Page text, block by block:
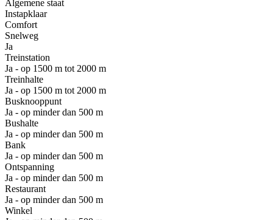
Algemene staat
Instapklaar
Comfort
Snelweg
Ja
Treinstation
Ja - op 1500 m tot 2000 m
Treinhalte
Ja - op 1500 m tot 2000 m
Busknooppunt
Ja - op minder dan 500 m
Bushalte
Ja - op minder dan 500 m
Bank
Ja - op minder dan 500 m
Ontspanning
Ja - op minder dan 500 m
Restaurant
Ja - op minder dan 500 m
Winkel